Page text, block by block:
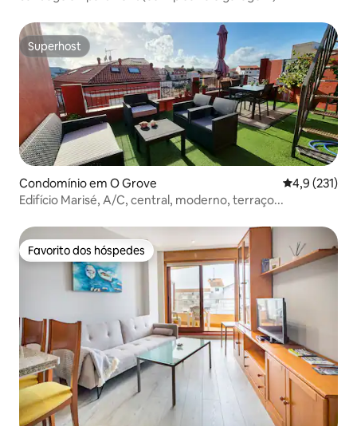
Superhost
Superhost
Condomínio em O Grove Classificação
4,9 (231)
Edifício Marisé, A/C, central, moderno, terraço...
Favorito dos hóspedes
Favorito dos hóspedes